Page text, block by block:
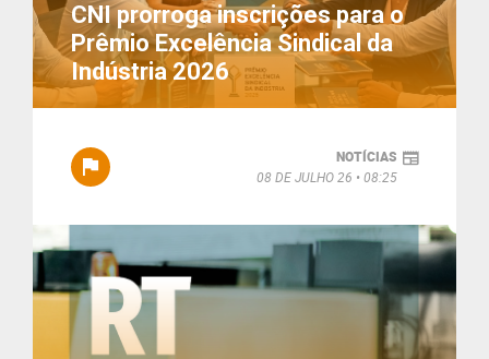
CNI prorroga inscrições para o
Prêmio Excelência Sindical da
Indústria 2026
NOTÍCIAS
08 DE JULHO 26
08:25